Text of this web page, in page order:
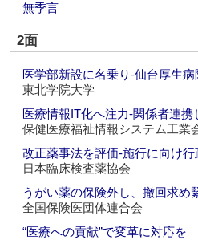
無季言
2面
医学部新設に名乗り‐仙台厚生
東北学院大学
医療情報IT化へ注力‐関係者連携
保健医療福祉情報システム工業
改正薬事法を評価‐施行に向け
日本臨床検査薬協会
うがい薬の保険外し、撤回求め
全国保険医団体連合会
“医療への貢献”で変革に対応を